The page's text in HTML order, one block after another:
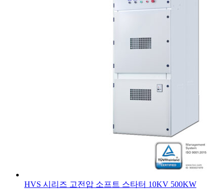
HVS 시리즈 고전압 소프트 스타터 10KV 500KW